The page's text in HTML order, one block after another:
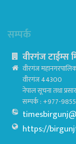
सम्पर्क
वीरगंज टाईम्स
वीरगंज
वीरगंज 44300
नेपाल सूचना तथा
सम्पर्क : +977-
https://